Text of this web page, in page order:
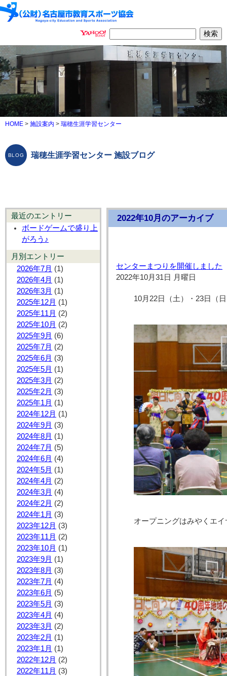
HOME > 施設案内 > 瑞穂生涯学習センター
瑞穂生涯学習センター 施設ブログ
最近のエントリー
ボードゲームで盛り上
がろう♪
月別エントリー
2026年7月 (1)
2026年4月 (1)
2026年3月 (1)
2025年12月 (1)
2025年11月 (2)
2025年10月 (2)
2025年9月 (6)
2025年7月 (2)
2025年6月 (3)
2025年5月 (1)
2025年3月 (2)
2025年2月 (3)
2025年1月 (1)
2024年12月 (1)
2024年9月 (3)
2024年8月 (1)
2024年7月 (5)
2024年6月 (4)
2024年5月 (1)
2024年4月 (2)
2024年3月 (4)
2024年2月 (2)
2024年1月 (3)
2023年12月 (3)
2023年11月 (2)
2023年10月 (1)
2023年9月 (1)
2023年8月 (3)
2023年7月 (4)
2023年6月 (5)
2023年5月 (3)
2023年4月 (4)
2023年3月 (2)
2023年2月 (1)
2023年1月 (1)
2022年12月 (2)
2022年11月 (3)
2022年10月のアーカイブ
センターまつりを開催しました
2022年10月31日 月曜日
10月22日（土）・23日（
オープニングはみやくエ